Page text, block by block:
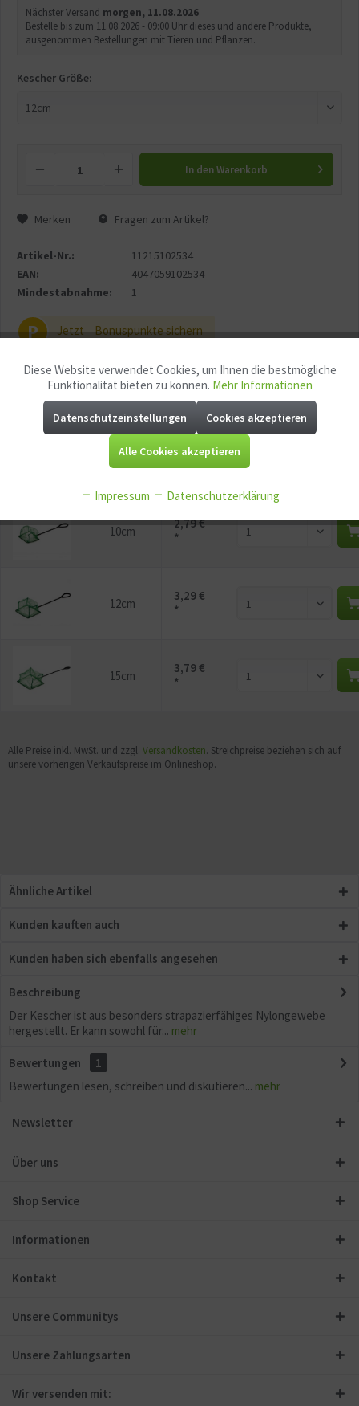
Nächster Versand morgen, 11.08.2026
Bestelle bis zum 11.08.2026 - 09:00 Uhr dieses und andere Produkte,
ausgenommen Bestellungen mit Tieren und Pflanzen.
Kescher Größe:
In den Warenkorb
Merken Fragen zum Artikel?
Artikel-Nr.:
11215102534
EAN:
4047059102534
Mindestabnahme:
1
P Jetzt Bonuspunkte sichern
Vorschau Preis
8cm
2,29 €
*
10cm
2,79 €
*
12cm
3,29 €
*
15cm
3,79 €
*
Alle Preise inkl. MwSt. und zzgl. Versandkosten. Streichpreise beziehen sich auf
unsere vorherigen Verkaufspreise im Onlineshop.
Ähnliche Artikel
Kunden kauften auch
Kunden haben sich ebenfalls angesehen
Beschreibung
Der Kescher ist aus besonders strapazierfähiges Nylongewebe
hergestellt. Er kann sowohl für... mehr
Bewertungen
1
Bewertungen lesen, schreiben und diskutieren... mehr
Newsletter
Über uns
Shop Service
Informationen
Kontakt
Unsere Communitys
Unsere Zahlungsarten
Wir versenden mit:
Funktionale Aktiv
Marketing Aktiv
Service Aktiv
Diese Website verwendet Cookies, um Ihnen die bestmögliche
Funktionalität bieten zu können. Mehr Informationen
Datenschutzeinstellungen Cookies akzeptieren
Alle Cookies akzeptieren
Impressum Datenschutzerklärung